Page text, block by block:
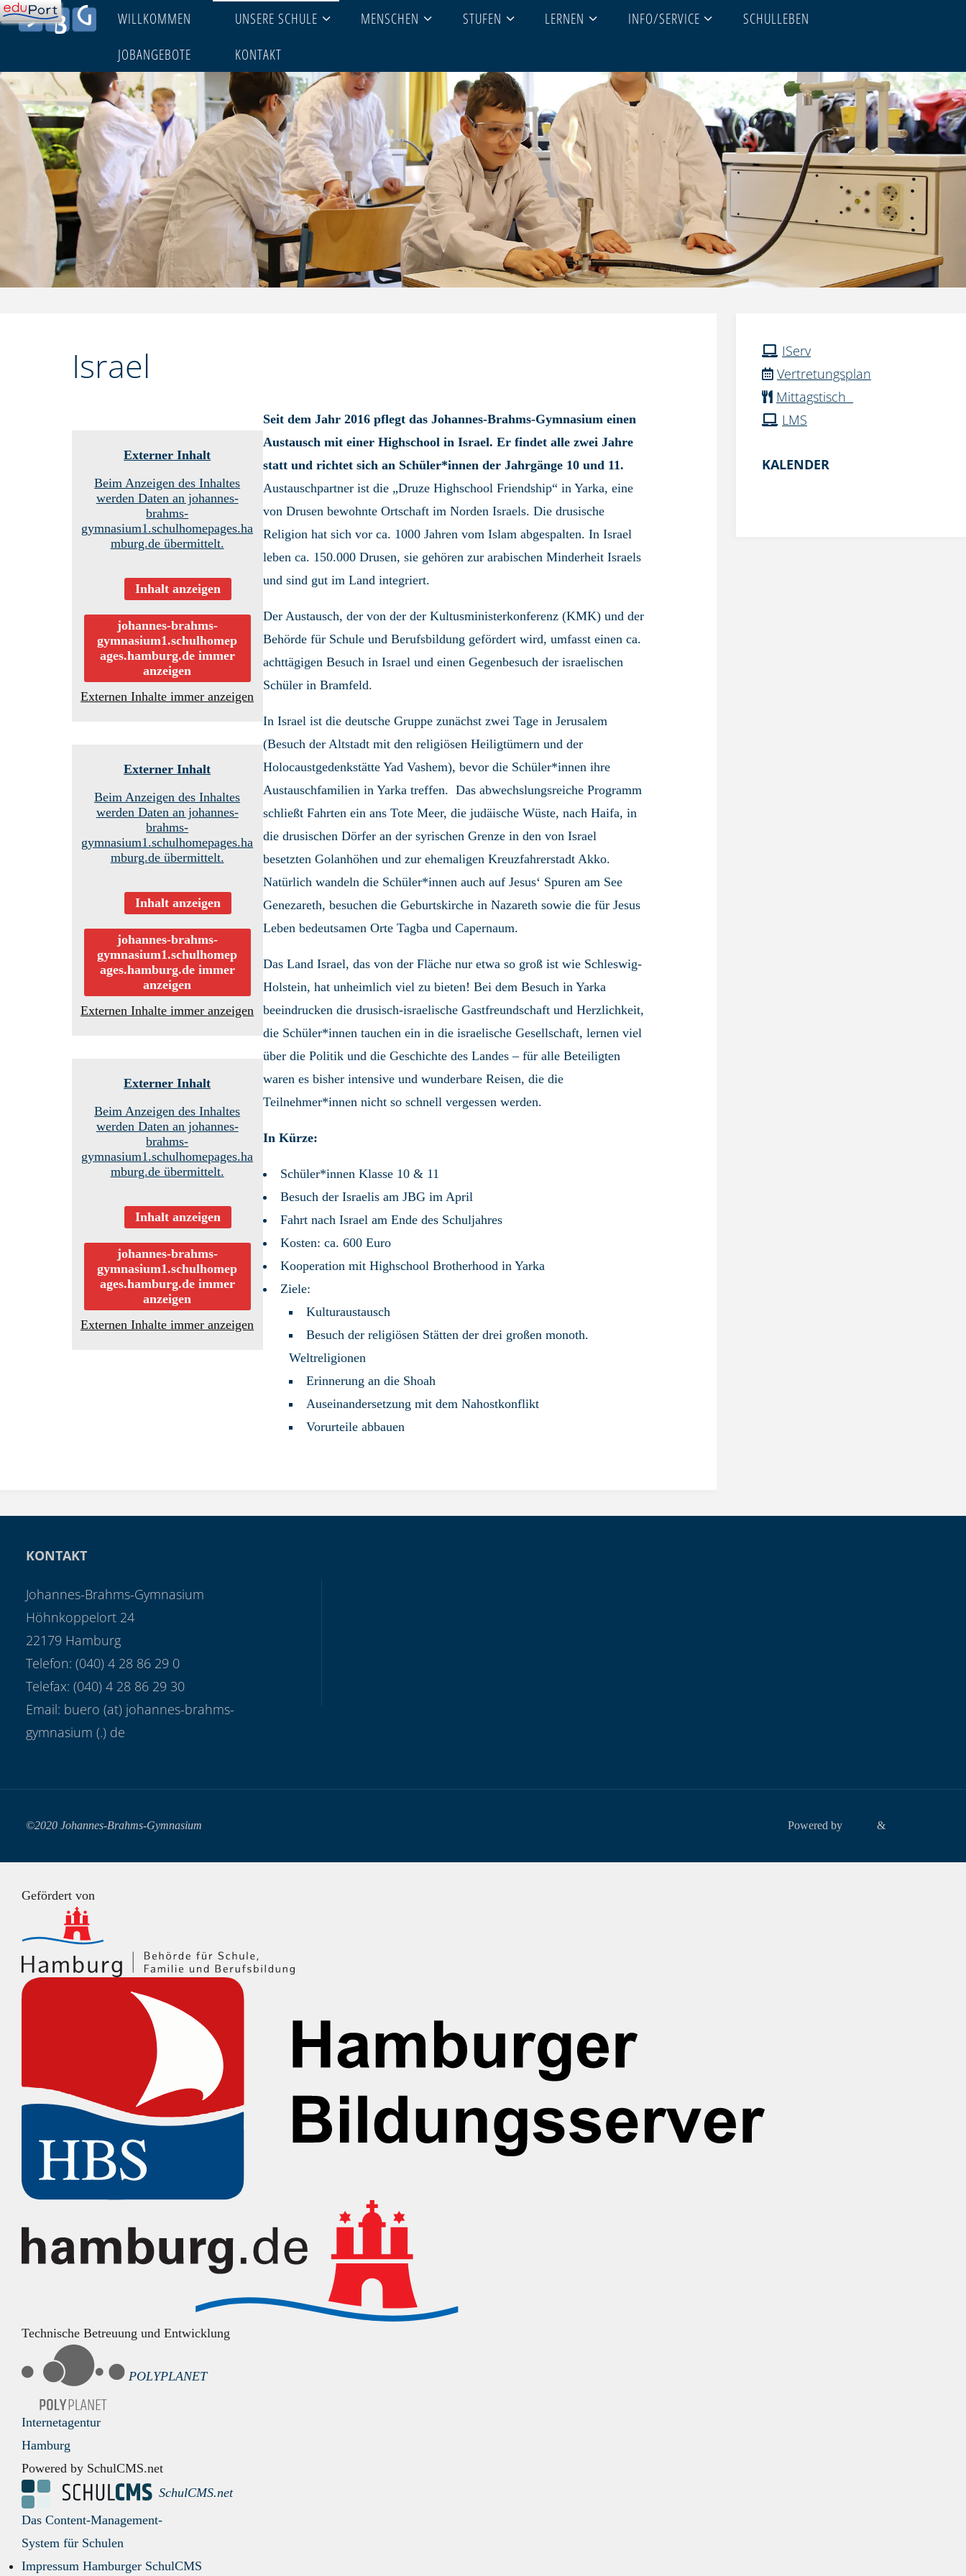
Skip
WILLKOMMEN UNSERE SCHULE MENSCHEN STUFEN LERNEN INFO/SERVICE
SCHULLEBEN
JOBANGEBOTE
KONTAKT
Israel
Externer Inhalt
Beim Anzeigen des Inhaltes
werden Daten an johannes-
brahms-
gymnasium1.schulhomepages.ha
mburg.de übermittelt.
Inhalt anzeigen
johannes-brahms-
gymnasium1.schulhomep
ages.hamburg.de immer
anzeigen
Externen Inhalte immer anzeigen
Externer Inhalt
Beim Anzeigen des Inhaltes
werden Daten an johannes-
brahms-
gymnasium1.schulhomepages.ha
mburg.de übermittelt.
Inhalt anzeigen
johannes-brahms-
gymnasium1.schulhomep
ages.hamburg.de immer
anzeigen
Externen Inhalte immer anzeigen
Externer Inhalt
Beim Anzeigen des Inhaltes
werden Daten an johannes-
brahms-
gymnasium1.schulhomepages.ha
mburg.de übermittelt.
Inhalt anzeigen
johannes-brahms-
gymnasium1.schulhomep
ages.hamburg.de immer
anzeigen
Externen Inhalte immer anzeigen
Seit dem Jahr 2016 pflegt das Johannes-Brahms-Gymnasium einen
Austausch mit einer Highschool in Israel. Er findet alle zwei Jahre
statt und richtet sich an Schüler*innen der Jahrgänge 10 und 11.
Austauschpartner ist die „Druze Highschool Friendship“ in Yarka, eine
von Drusen bewohnte Ortschaft im Norden Israels. Die drusische
Religion hat sich vor ca. 1000 Jahren vom Islam abgespalten. In Israel
leben ca. 150.000 Drusen, sie gehören zur arabischen Minderheit Israels
und sind gut im Land integriert.
Der Austausch, der von der der Kultusministerkonferenz (KMK) und der
Behörde für Schule und Berufsbildung gefördert wird, umfasst einen ca.
achttägigen Besuch in Israel und einen Gegenbesuch der israelischen
Schüler in Bramfeld.
In Israel ist die deutsche Gruppe zunächst zwei Tage in Jerusalem
(Besuch der Altstadt mit den religiösen Heiligtümern und der
Holocaustgedenkstätte Yad Vashem), bevor die Schüler*innen ihre
Austauschfamilien in Yarka treffen. Das abwechslungsreiche Programm
schließt Fahrten ein ans Tote Meer, die judäische Wüste, nach Haifa, in
die drusischen Dörfer an der syrischen Grenze in den von Israel
besetzten Golanhöhen und zur ehemaligen Kreuzfahrerstadt Akko.
Natürlich wandeln die Schüler*innen auch auf Jesus‘ Spuren am See
Genezareth, besuchen die Geburtskirche in Nazareth sowie die für Jesus
Leben bedeutsamen Orte Tagba und Capernaum.
Das Land Israel, das von der Fläche nur etwa so groß ist wie Schleswig-
Holstein, hat unheimlich viel zu bieten! Bei dem Besuch in Yarka
beeindrucken die drusisch-israelische Gastfreundschaft und Herzlichkeit,
die Schüler*innen tauchen ein in die israelische Gesellschaft, lernen viel
über die Politik und die Geschichte des Landes – für alle Beteiligten
waren es bisher intensive und wunderbare Reisen, die die
Teilnehmer*innen nicht so schnell vergessen werden.
In Kürze:
Schüler*innen Klasse 10 & 11
Besuch der Israelis am JBG im April
Fahrt nach Israel am Ende des Schuljahres
Kosten: ca. 600 Euro
Kooperation mit Highschool Brotherhood in Yarka
Ziele:
Kulturaustausch
Besuch der religiösen Stätten der drei großen monoth.
Weltreligionen
Erinnerung an die Shoah
Auseinandersetzung mit dem Nahostkonflikt
Vorurteile abbauen
IServ
Vertretungsplan
Mittagstisch
LMS
KALENDER
KONTAKT
Johannes-Brahms-Gymnasium
Höhnkoppelort 24
22179 Hamburg
Telefon: (040) 4 28 86 29 0
Telefax: (040) 4 28 86 29 30
Email: buero (at) johannes-brahms-
gymnasium (.) de
©2020 Johannes-Brahms-Gymnasium Powered by &
Gefördert von
Technische Betreuung und Entwicklung
POLYPLANET
Internetagentur
Hamburg
Powered by SchulCMS.net
SchulCMS.net
Das Content-Management-
System für Schulen
Impressum Hamburger SchulCMS